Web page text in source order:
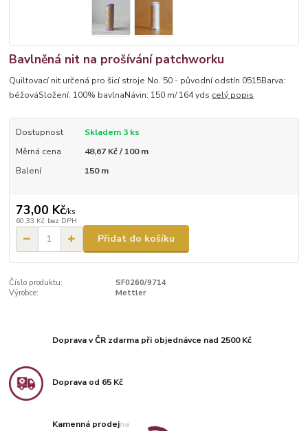
Bavlněná nit na prošívání patchworku
Quiltovací nit určená pro šicí stroje No. 50 - původní odstín 0515Barva:
béžováSložení: 100% bavlnaNávin: 150 m/ 164 yds celý popis
Dostupnost
Skladem 3 ks
Měrná cena
48,67 Kč / 100 m
Balení
150 m
73,00 Kč/ks
60,33 Kč bez DPH
Přidat do košíku
Číslo produktu:
SF0260/9714
Výrobce:
Mettler
Doprava v ČR zdarma při objednávce nad 2500 Kč
Doprava od 65 Kč
Kamenná prodejna